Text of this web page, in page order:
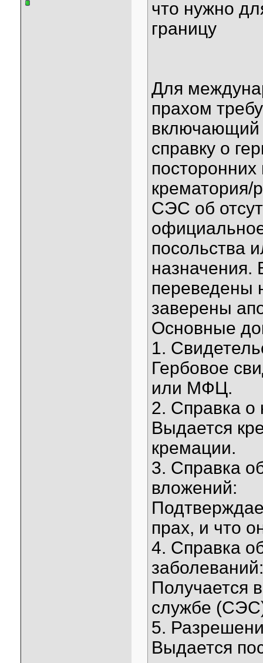
что нужно
границу
Для
прахом
включающий
справку о
крематория/
СЭС об
посольства
переведены
заверены
Основные
1.
Гербовое
или МФЦ.
2. Справка о
Выдается
кремации.
3. Справка
вложений:
прах, и что
4. Справка
заболеваний:
Получается
службе
5.
Выдается